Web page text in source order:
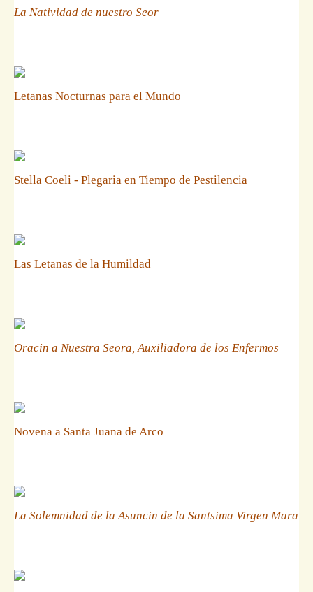
La Natividad de nuestro Seor
Letanas Nocturnas para el Mundo
Stella Coeli - Plegaria en Tiempo de Pestilencia
Las Letanas de la Humildad
Oracin a Nuestra Seora, Auxiliadora de los Enfermos
Novena a Santa Juana de Arco
La Solemnidad de la Asuncin de la Santsima Virgen Mara